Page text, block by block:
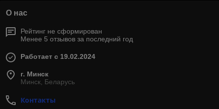
О нас
Рейтинг не сформирован
Менее 5 отзывов за последний год
Работает с 19.02.2024
г. Минск
Минск, Беларусь
Контакты